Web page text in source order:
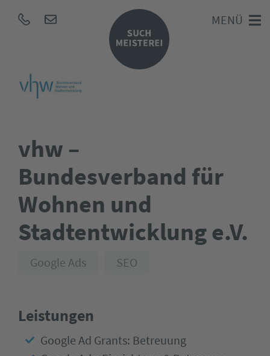
MENÜ
vhw –
Bundesverband für
Wohnen und
Stadtentwicklung e.V.
Google Ads SEO
Leistungen
Google Ad Grants: Betreuung